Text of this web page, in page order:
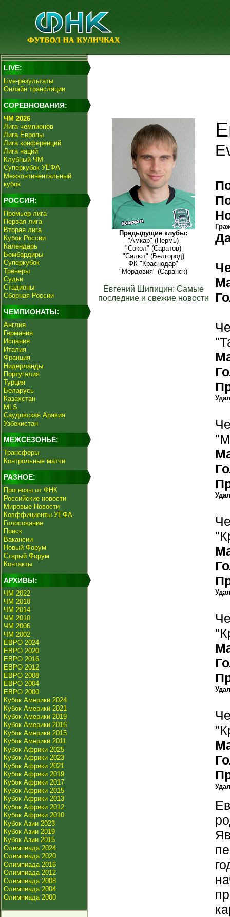
LIVE:
Live-результаты
Онлайн трансляции
СОРЕВНОВАНИЯ:
ЧМ 2026
Лига чемпионов
Лига Европы
Лига конференций
Лига наций
Клубный ЧМ
Суперкубок УЕФА
Межконтинентальный
кубок
РОССИЯ:
Премьер-лига
Первая лига
Вторая лига
Кубок России
Календарь
Бомбардиры
Суперкубок
Тренеры
Судьи
Стадионы
Сборная России
ЧЕМПИОНАТЫ:
Англия
Германия
Испания
Италия
Франция
Нидерланды
Португалия
Турция
Беларусь
Казахстан
MLS
Саудовская Аравия
Узбекистан
МЕЖСЕЗОНЬЕ:
Трансферы
Контрольные матчи
РАЗНОЕ:
Прогнозы от ФНК
Российские новости
Мировые Новости
Коэффициенты УЕФА
Голосование
Поиск
Вакансии
Новый Форум
Старый Форум
Контакты
АРХИВЫ:
ЧМ 2022
ЧМ 2018
ЧМ 2014
ЧМ 2010
ЧМ 2006
ЧМ 2002
ЕВРО 2024
ЕВРО 2020
ЕВРО 2016
ЕВРО 2012
ЕВРО 2008
ЕВРО 2004
ЕВРО 2000
Кубок Америки 2024
Кубок Америки 2021
Кубок Америки 2019
Кубок Америки 2016
Кубок Америки 2015
Кубок Америки 2011
Кубок Африки 2025
Кубок Африки 2023
Кубок Африки 2021
Кубок Африки 2019
Кубок Африки 2017
Кубок Африки 2015
Кубок Африки 2013
Кубок Африки 2012
Кубок Африки 2010
Кубок Азии 2023
Кубок Азии 2019
Кубок Азии 2015
Олимпиада 2024
Олимпиада 2020
Олимпиада 2016
Олимпиада 2012
Олимпиада 2008
Олимпиада 2004
Олимпиада 2000
Предыдущие клубы:
"Амкар" (Пермь)
"Сокол" (Саратов)
"Салют" (Белгород)
ФК "Краснодар"
"Мордовия" (Саранск)
Евгений Шипицин: Самые
последние и свежие новости